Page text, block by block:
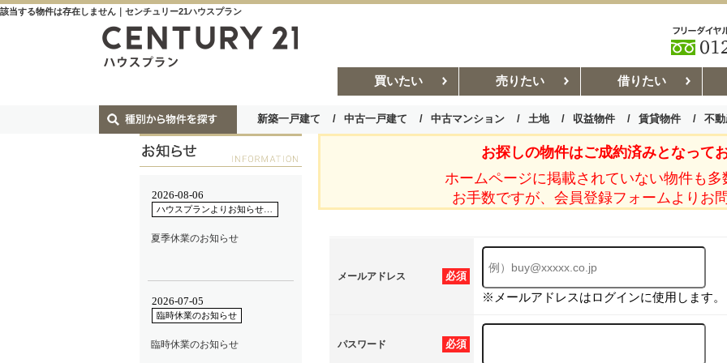
該当する物件は存在しません｜センチュリー21ハウスプラン
買いたい 売りたい 借りたい
新築一戸建て 中古一戸建て 中古マンション 土地 収益物件 賃貸物件 不
お部屋探しコラム 賃貸管理コ
お探しの物件はご成約済みとなって
ホームページに掲載されていない物件も
お手数ですが、会員登録フォームよりお
必須
メールアドレス
※メールアドレスはログインに使用します。
必須
パスワード